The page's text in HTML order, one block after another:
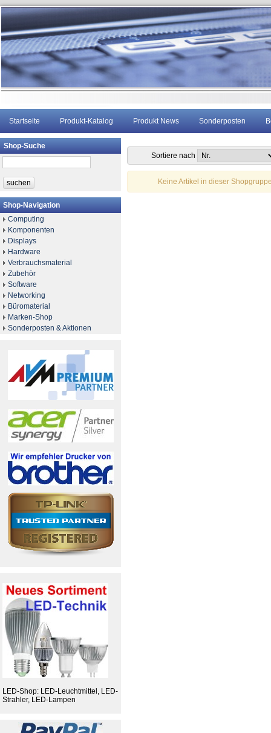
Startseite Produkt-Katalog Produkt News Sonderposten
Shop-Suche
Shop-Navigation
Computing
Komponenten
Displays
Hardware
Verbrauchsmaterial
Zubehör
Software
Networking
Büromaterial
Marken-Shop
Sonderposten & Aktionen
LED-Shop: LED-Leuchtmittel, LED-
Strahler, LED-Lampen
Sortiere nach
Keine Artikel in dieser